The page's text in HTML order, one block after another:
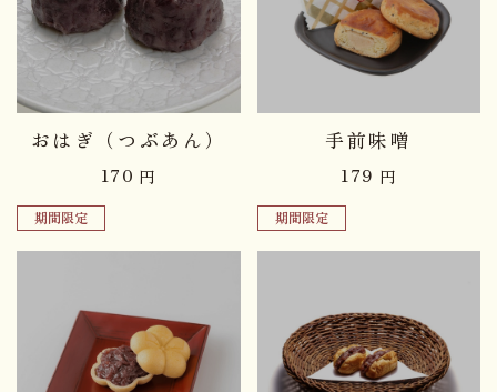
品切れ中
おはぎ（つぶあん）
170 円
期間限定
品切れ中
手前味噌
179 円
期間限定